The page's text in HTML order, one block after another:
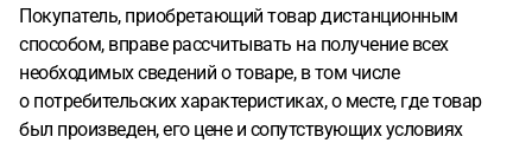
Покупатель, приобретающий товар дистанционным
способом, вправе рассчитывать на получение всех
необходимых сведений о товаре, в том числе
о потребительских характеристиках, о месте, где товар
был произведен, его цене и сопутствующих условиях